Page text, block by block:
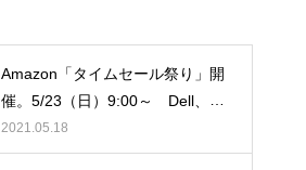
Amazon「タイムセール祭り」開
催。5/23（日）9:00～ Dell、An
ker、シャープなどの目玉商品
2021.05.18